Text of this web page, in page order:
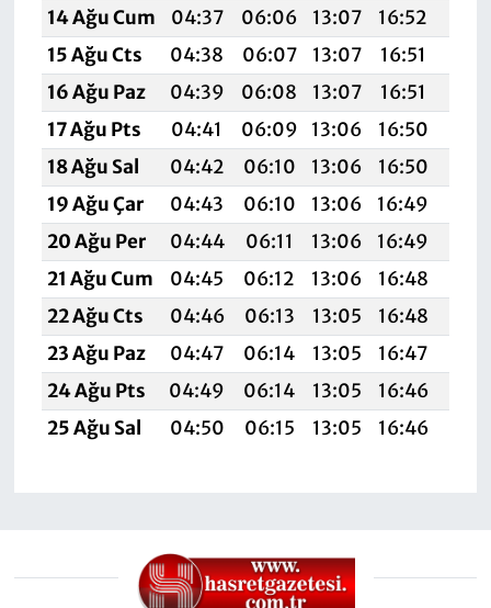
14 Ağu Cum
04:37 06:06 13:07 16:52
15 Ağu Cts
04:38 06:07 13:07 16:51
16 Ağu Paz
04:39 06:08 13:07 16:51
17 Ağu Pts
04:41 06:09 13:06 16:50
18 Ağu Sal
04:42 06:10 13:06 16:50
19 Ağu Çar
04:43 06:10 13:06 16:49
20 Ağu Per
04:44 06:11 13:06 16:49
21 Ağu Cum
04:45 06:12 13:06 16:48
22 Ağu Cts
04:46 06:13 13:05 16:48
23 Ağu Paz
04:47 06:14 13:05 16:47
24 Ağu Pts
04:49 06:14 13:05 16:46
25 Ağu Sal
04:50 06:15 13:05 16:46